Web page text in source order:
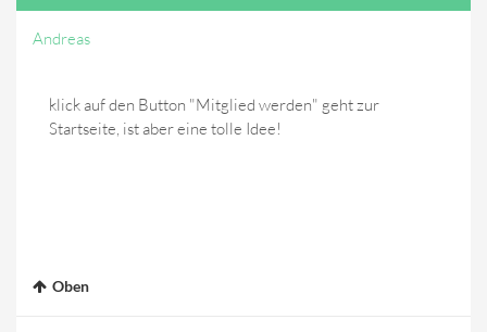
Andreas
klick auf den Button "Mitglied werden" geht zur
Startseite, ist aber eine tolle Idee!
Oben